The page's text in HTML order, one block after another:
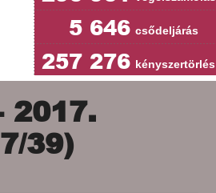
5 646 csődeljárás
257 276 kényszertörlés
2017.
39)